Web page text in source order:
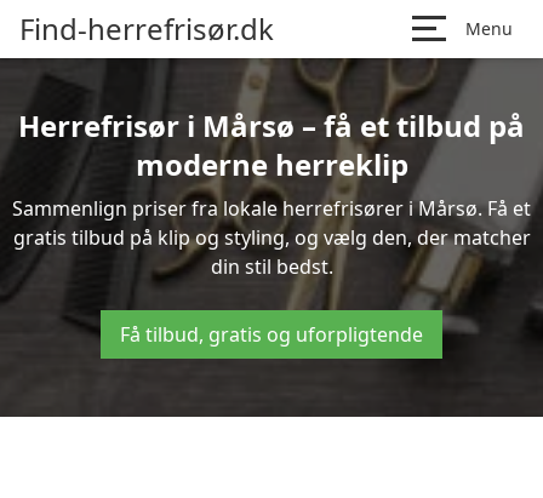
Find-herrefrisør.dk Menu
Herrefrisør i Mårsø – få et tilbud på
moderne herreklip
Sammenlign priser fra lokale herrefrisører i Mårsø. Få et
gratis tilbud på klip og styling, og vælg den, der matcher
din stil bedst.
Få tilbud, gratis og uforpligtende